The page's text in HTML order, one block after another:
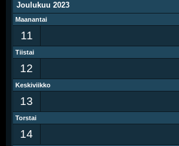
Joulukuu 2023
Maanantai
11
Tiistai
12
Keskiviikko
13
Torstai
14